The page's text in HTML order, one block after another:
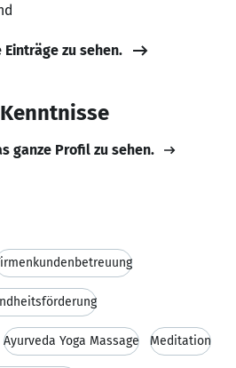
zu sehen.
ganze Profil zu sehen.
Ayurveda Yoga Massage Meditation